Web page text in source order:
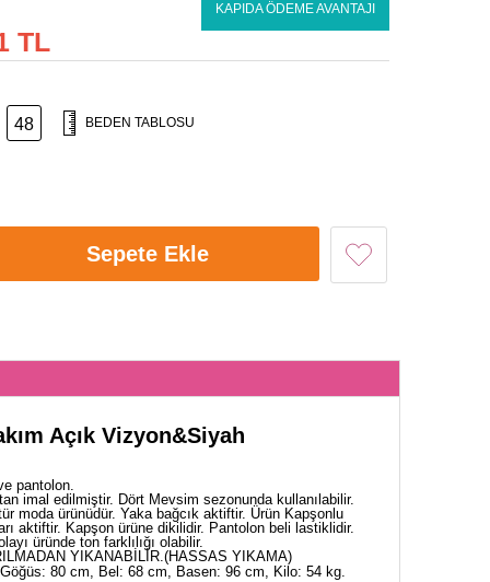
KAPIDA ÖDEME AVANTAJI
TL
48 BEDEN TABLOSU
Sepete Ekle
Açık Vizyon&Siyah
pantolon.
imal edilmiştir. Dört Mevsim sezonunda kullanılabilir.
moda ürünüdür. Yaka bağcık aktiftir. Ürün Kapşonlu
aktiftir. Kapşon ürüne dikilidir. Pantolon beli lastiklidir.
üründe ton farklılığı olabilir.
YIKANABİLİR.(HASSAS YIKAMA)
80 cm, Bel: 68 cm, Basen: 96 cm, Kilo: 54 kg.